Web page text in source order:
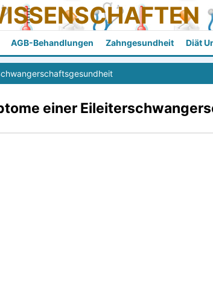
AGB-Behandlungen Zahngesundheit Diät
einer